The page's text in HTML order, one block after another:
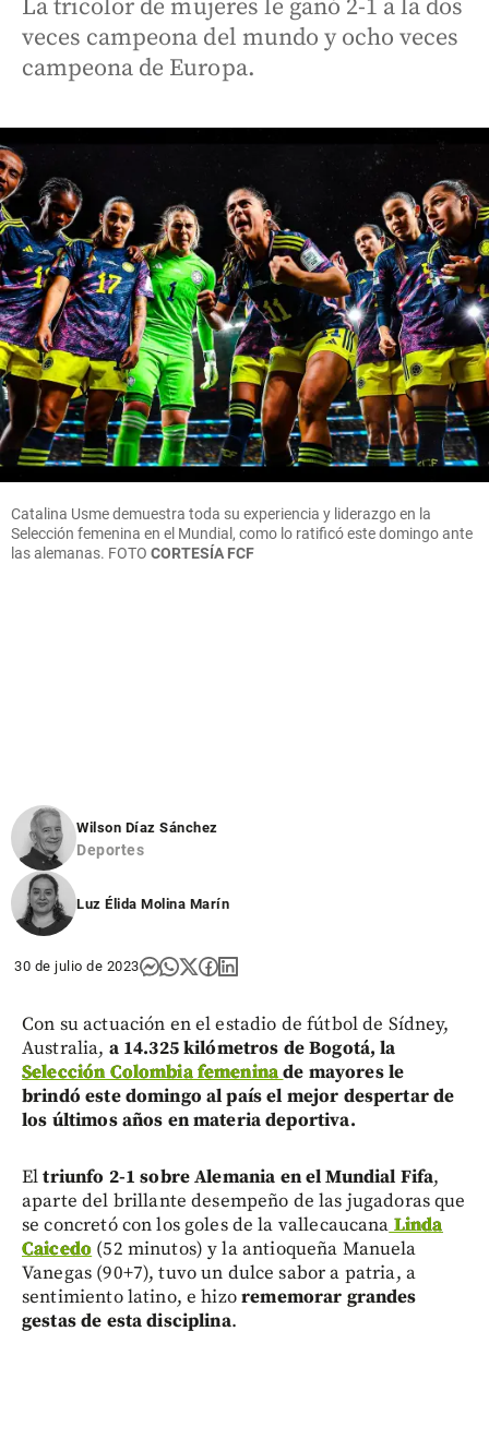
La tricolor de mujeres le ganó 2-1 a la dos
veces campeona del mundo y ocho veces
campeona de Europa.
Catalina Usme demuestra toda su experiencia y liderazgo en la
Selección femenina en el Mundial, como lo ratificó este domingo ante
las alemanas. FOTO CORTESÍA FCF
Wilson Díaz Sánchez
Deportes
Luz Élida Molina Marín
30 de julio de 2023
Con su actuación en el estadio de fútbol de Sídney,
Australia, a 14.325 kilómetros de Bogotá, la
Selección Colombia femeninade mayores le
brindó este domingo al país el mejor despertar de
los últimos años en materia deportiva.
Eltriunfo 2-1 sobre Alemania en el Mundial Fifa,
aparte del brillante desempeño de las jugadoras que
se concretó con los goles de la vallecaucana Linda
Caicedo (52 minutos) y la antioqueña Manuela
Vanegas (90+7), tuvo un dulce sabor a patria, a
sentimiento latino, e hizorememorar grandes
gestas de esta disciplina.